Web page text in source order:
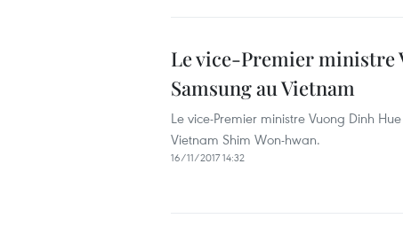
Le vice-Premier ministre
Samsung au Vietnam
Le vice-Premier ministre Vuong Dinh
Vietnam Shim Won-hwan.
16/11/2017 14:32